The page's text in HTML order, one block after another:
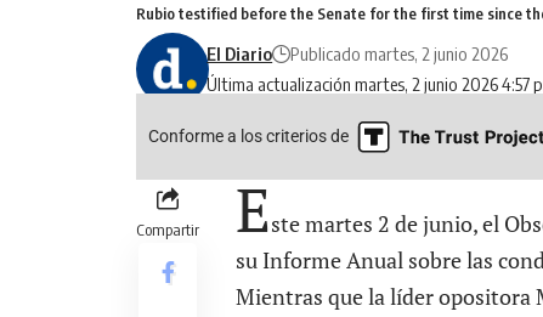
Rubio testified before the Senate for the first time since
Última actualización martes, 2 junio 2026 4:57
El Diario Publicado martes, 2 junio 2026
Conforme a los criterios de
Compartir Este martes 2 de junio, el
su Informe Anual sobre las
Mientras que la líder opositora